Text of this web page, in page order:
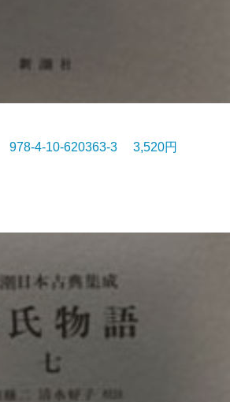
978-4-10-620363-3 3,520円